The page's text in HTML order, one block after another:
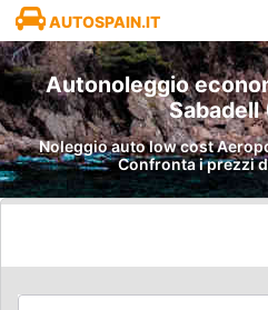
AUTOSPAIN.IT
Autonoleggio
Sabadell
Noleggio auto low cost
Confronta i prezzi